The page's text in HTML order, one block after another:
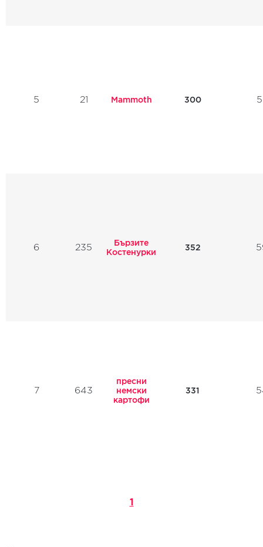
5 21 Mammoth 300
6 235
Бързите
Костенурки
352
7 643
пресни
немски
картофи
331
1